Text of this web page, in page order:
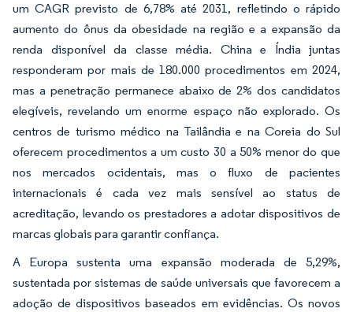
um CAGR previsto de 6,78% até 2031, refletindo o rápido
aumento do ônus da obesidade na região e a expansão da
renda disponível da classe média. China e Índia juntas
responderam por mais de 180.000 procedimentos em 2024,
mas a penetração permanece abaixo de 2% dos candidatos
elegíveis, revelando um enorme espaço não explorado. Os
centros de turismo médico na Tailândia e na Coreia do Sul
oferecem procedimentos a um custo 30 a 50% menor do que
nos mercados ocidentais, mas o fluxo de pacientes
internacionais é cada vez mais sensível ao status de
acreditação, levando os prestadores a adotar dispositivos de
marcas globais para garantir confiança.
A Europa sustenta uma expansão moderada de 5,29%,
sustentada por sistemas de saúde universais que favorecem a
adoção de dispositivos baseados em evidências. Os novos